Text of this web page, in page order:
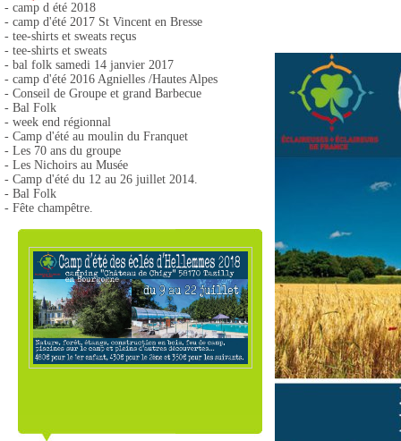
- camp d été 2018
- camp d'été 2017 St Vincent en Bresse
- tee-shirts et sweats reçus
- tee-shirts et sweats
- bal folk samedi 14 janvier 2017
- camp d'été 2016 Agnielles /Hautes Alpes
- Conseil de Groupe et grand Barbecue
- Bal Folk
- week end régionnal
- Camp d'été au moulin du Franquet
- Les 70 ans du groupe
- Les Nichoirs au Musée
- Camp d'été du 12 au 26 juillet 2014.
- Bal Folk
- Fête champêtre.